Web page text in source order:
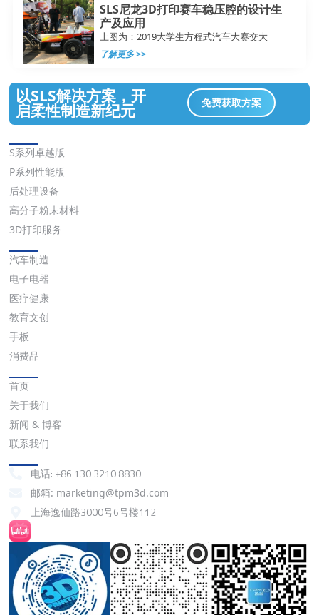
SLS尼龙3D打印赛车稳压腔的设计生
产及应用
上图为：2019大学生方程式汽车大赛交大
了解更多 >>
以SLS解决方案，开
启柔性制造新纪元 免费获取方案
S系列卓越版
P系列性能版
后处理设备
高分子粉末材料
3D打印服务
汽车制造
电子电器
医疗健康
教育文创
手板
消费品
首页
关于我们
新闻 & 博客
联系我们
电话: +86 130 3210 8830
邮箱: marketing@tpm3d.com
上海逸仙路3000号6号楼112